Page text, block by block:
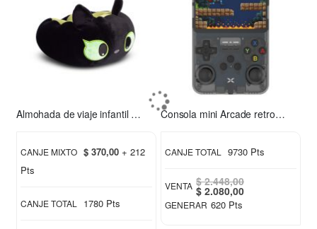
Almohada de viaje infantil Chimuelo verde
CANJE MIXTO $ 370,00 + 212
Pts
CANJE TOTAL 1780 Pts
Consola mini Arcade retro Xion XI-GAME350
CANJE TOTAL 9730 Pts
VENTA $ 2.448,00
Special
Price
$ 2.080,00
GENERAR 620 Pts